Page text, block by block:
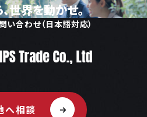
世界を動かせ。
い合わせ（日本語対応）
へ相談